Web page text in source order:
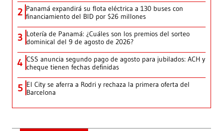
2 Panamá expandirá su flota eléctrica a 130 buses con
financiamiento del BID por $26 millones
3 Lotería de Panamá: ¿Cuáles son los premios del sorteo
dominical del 9 de agosto de 2026?
4 CSS anuncia segundo pago de agosto para jubilados: ACH y
cheque tienen fechas definidas
5 El City se aferra a Rodri y rechaza la primera oferta del
Barcelona